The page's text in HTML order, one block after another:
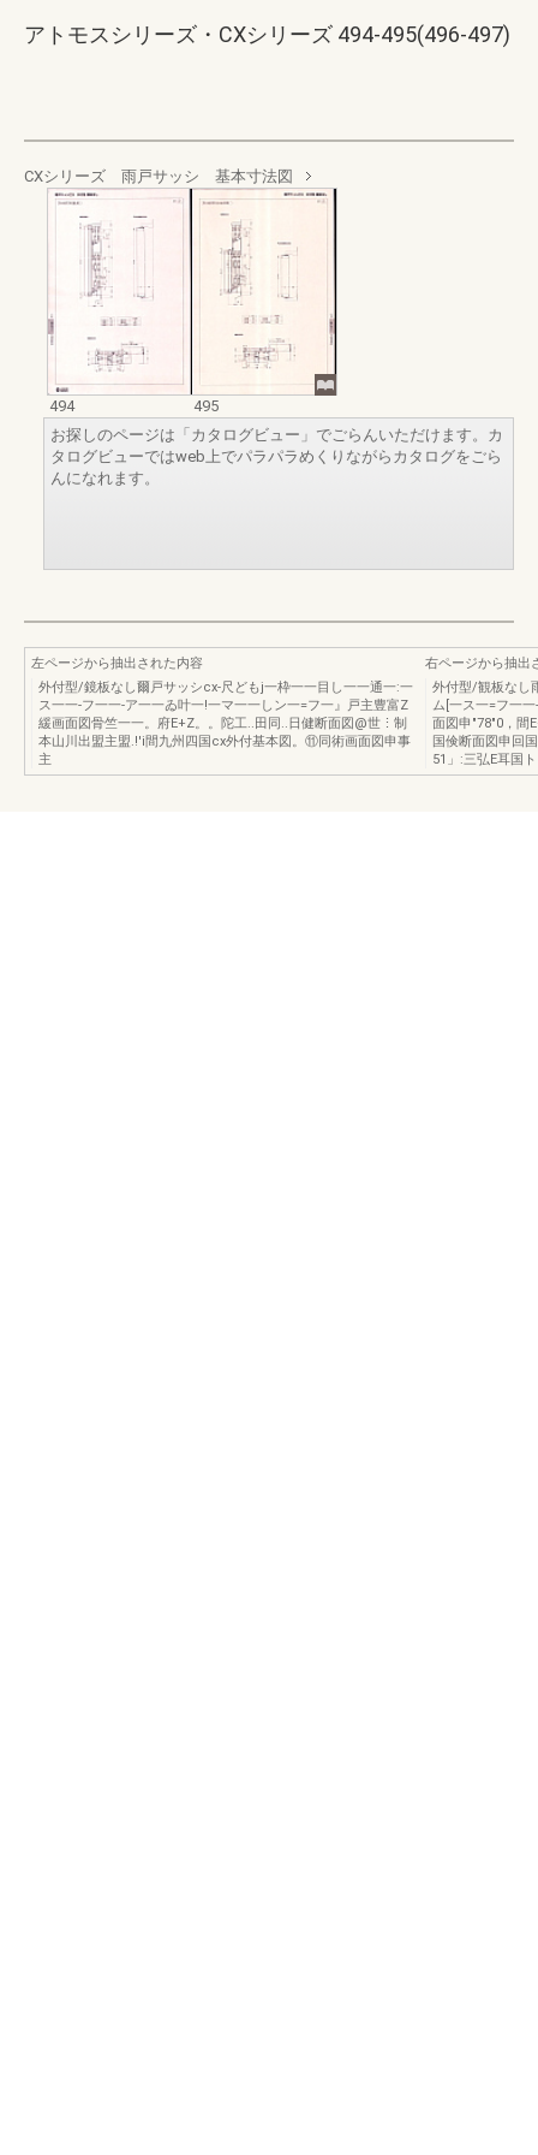
アトモスシリーズ・CXシリーズ 494-495(496-497)
CXシリーズ 雨戸サッシ 基本寸法図
494
495
お探しのページは「カタログビュー」でごらんいただけます。カ
タログビューではweb上でパラパラめくりながらカタログをごら
んになれます。
左ページから抽出された内容
外付型/鏡板なし爾戸サッシcx-尺どもj一枠一一目し一一通一:一
ス一一-フ一一-ア一一ゐ叶一!一マ一一しン一=フ一』戸主豊富Z
緩画面図骨竺一一。府E+Z。。陀工..田同..日健断面図@世⋮制
本山川出盟主盟.!'i間九州四国cx外付基本図。⑪同術画面図申事
主
右ページから抽出
外付型/観板なし
ム[一ス一=フ一
面図申"78"0，間
国倹断面図申回
51」:三弘E耳国ト